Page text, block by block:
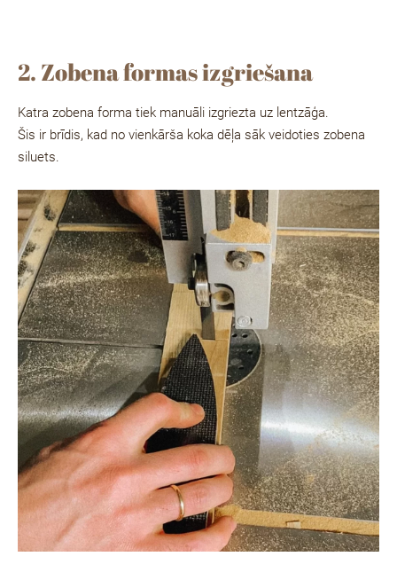
2. Zobena formas izgriešana
Katra zobena forma tiek manuāli izgriezta uz lentzāģa.
Šis ir brīdis, kad no vienkārša koka dēļa sāk veidoties zobena
siluets.